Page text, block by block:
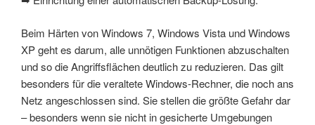
Beim Härten von Windows 7, Windows Vista und Windows
XP geht es darum, alle unnötigen Funktionen abzuschalten
und so die Angriffsflächen deutlich zu reduzieren. Das gilt
besonders für die veraltete Windows-Rechner, die noch ans
Netz angeschlossen sind. Sie stellen die größte Gefahr dar
– besonders wenn sie nicht in gesicherte Umgebungen